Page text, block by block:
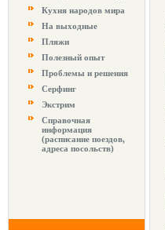
Кухня народов мира
На выходные
Пляжи
Полезный опыт
Проблемы и решения
Серфинг
Экстрим
Справочная
информация
(расписание поездов,
адреса посольств)